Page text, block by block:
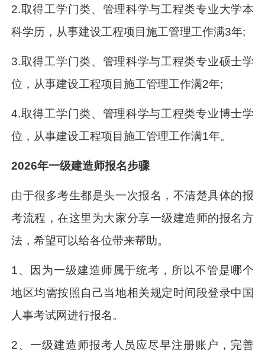
2.取得工学门类、管理科学与工程类专业大学本
科学历，从事建设工程项目施工管理工作满3年;
3.取得工学门类、管理科学与工程类专业硕士学
位，从事建设工程项目施工管理工作满2年;
4.取得工学门类、管理科学与工程类专业博士学
位，从事建设工程项目施工管理工作满1年。
2026年一级建造师报名步骤
由于很多考生都是头一次报名，不清楚具体的报
考流程，在这里为大家分享一级建造师的报名方
法，希望可以给各位带来帮助。
1、因为一级建造师属于统考，所以不管是哪个
地区均需按照自己当地相关规定时间段登录中国
人事考试网进行报名。
2、一级建造师报考人员应尽早注册账户，完善